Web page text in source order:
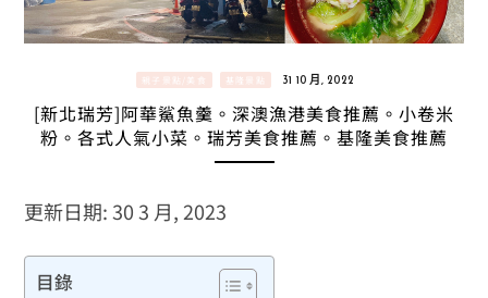
親子景點/美食 基隆景點 31 10 月, 2022
[新北瑞芳]阿華鯊魚羹。深澳漁港美食推薦。小卷米
粉。各式人氣小菜。瑞芳美食推薦。基隆美食推薦
更新日期: 30 3 月, 2023
目錄